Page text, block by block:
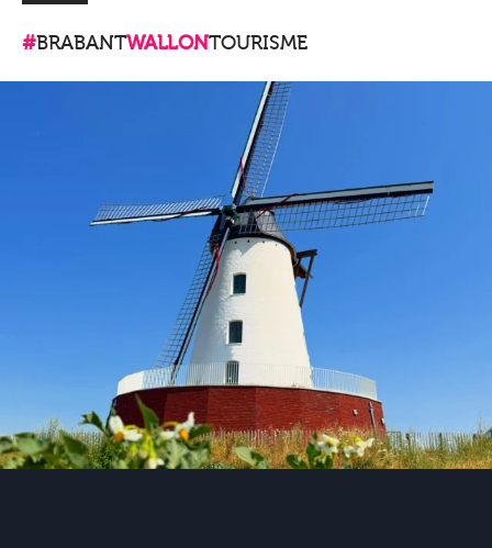
#BRABANTWALLONTOURISME